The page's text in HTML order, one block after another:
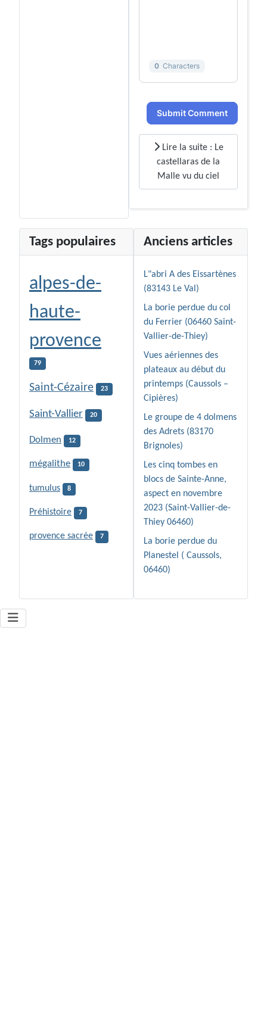
0 Characters
Submit Comment
Lire la suite : Le
castellaras de la
Malle vu du ciel
Tags populaires
alpes-de-
haute-
provence
79
Saint-Cézaire 23
Saint-Vallier 20
Dolmen 12
mégalithe 10
tumulus 8
Préhistoire 7
provence sacrée 7
Anciens articles
L"abri A des Eissartènes
(83143 Le Val)
La borie perdue du col
du Ferrier (06460 Saint-
Vallier-de-Thiey)
Vues aériennes des
plateaux au début du
printemps (Caussols –
Cipières)
Le groupe de 4 dolmens
des Adrets (83170
Brignoles)
Les cinq tombes en
blocs de Sainte-Anne,
aspect en novembre
2023 (Saint-Vallier-de-
Thiey 06460)
La borie perdue du
Planestel ( Caussols,
06460)